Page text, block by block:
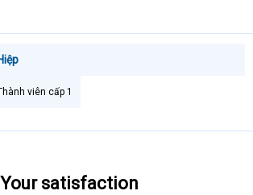
viên cấp 1
satisfaction